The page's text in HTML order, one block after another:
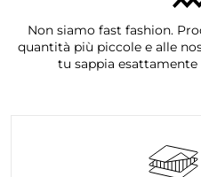
Non siamo fast fashion.
quantità più piccole e alle
tu sappia